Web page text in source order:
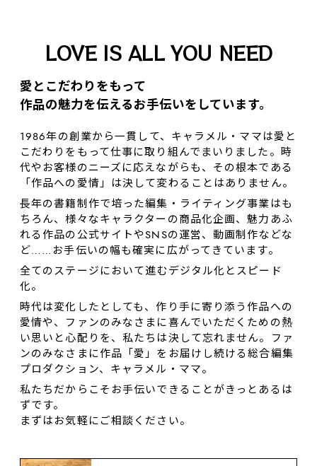
LOVE IS ALL YOU NEED
愛とこだわりをもって
作品の魅⼒を伝えるお⼿伝いをしています。
1986年の創業から一貫して、キャラメル・ママは愛と
こだわりをもって仕事に取り組んでまいりました。時
代やお客様のニーズに応えながらも、その根本である
「作品への愛情」は決して変わることはありません。
長年の書籍制作で培った編集・ライティング事業はも
ちろん、様々なキャラクターの商品化企画、魅力あふ
れる作品の公式サイトやSNSの運営、動画制作などな
ど……お⼿伝いの幅も確実に広がってきています。
全てのステージにおいて進むデジタル化とスピード
化。
時代は変化したとしても、作り⼿に寄り添う作品への
愛情や、ファンのみなさまに喜んでいただくための熱
い思いと心配りを、私たちは決して忘れません。ファ
ンのみなさまに作品「愛」をお届けし続ける総合編集
プロダクション、キャラメル・ママ。
私たちだからこそお手伝いできることがきっとあるは
ずです。
まずはお気軽にご相談ください。